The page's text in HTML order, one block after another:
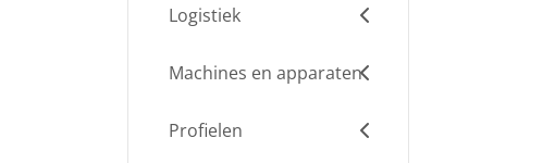
Logistiek
Machines en apparaten
Profielen